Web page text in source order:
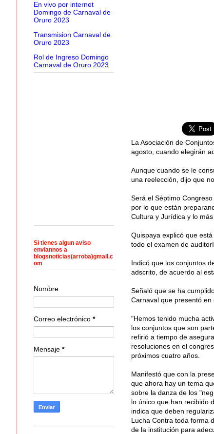
La Asociación de
agosto, cuando elegirán
Aunque cuando se le
una reelección, dijo que
Será el Séptimo
por lo que están
Cultura y Jurídica y lo
Quispaya explicó que
todo el examen de
Indicó que los conjuntos
adscrito, de acuerdo al
Señaló que se ha
Carnaval que presentó en
"Hemos tenido mucha
los conjuntos que son
refirió a tiempo de
resoluciones en el
próximos cuatro años.
Manifestó que con la
que ahora hay un tema
sobre la danza de los
lo único que han recibido
indica que deben
Lucha Contra toda forma
de la institución para
En vivo por internet
Domingo de Carnaval de
Oruro 2023
Transmision Carnaval de
Oruro 2023
Rol de Ingreso Domingo
Carnaval de Oruro 2023
Si tienes algun aviso
enviannos a
blogsnoticias(arroba)gmail.c
om
Nombre
Correo electrónico *
Mensaje *